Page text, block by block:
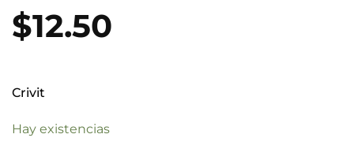
$12.50
Crivit
Hay existencias